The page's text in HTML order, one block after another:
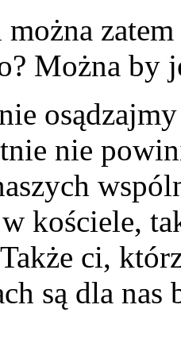
Można by
nie
kościele,
ci,
są dla nas